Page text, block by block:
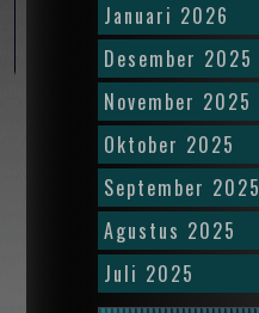
Januari 2026
Desember 2025
November 2025
Oktober 2025
September 2025
Agustus 2025
Juli 2025